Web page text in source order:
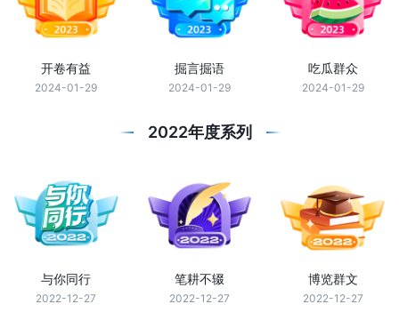
开卷有益
2024-01-29
掘言掘语
2024-01-29
吃瓜群众
2024-01-29
2022年度系列
与你同行
2022-12-27
笔耕不辍
2022-12-27
博览群文
2022-12-27